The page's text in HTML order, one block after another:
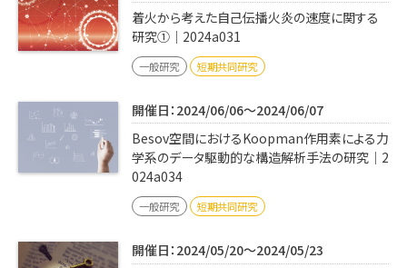
着火から考えた自己伝播火炎の速度に関する
研究①｜2024a031
一般研究 短期共同研究
開催日：2024/06/06～2024/06/07
Besov空間におけるKoopman作用素による力
学系のデータ駆動的な構造解析手法の研究｜2
024a034
一般研究 短期共同研究
開催日：2024/05/20～2024/05/23